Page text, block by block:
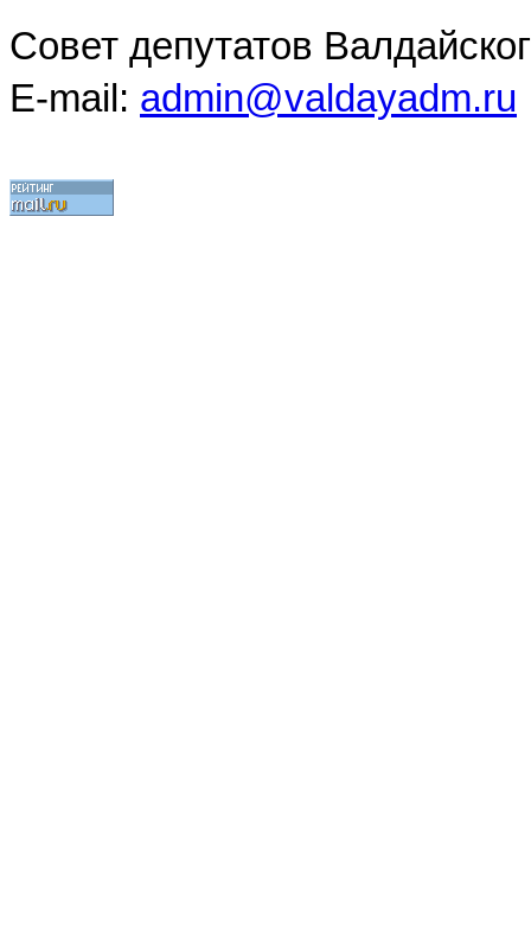
Совет депутатов
E-mail: admin@valdayadm.ru